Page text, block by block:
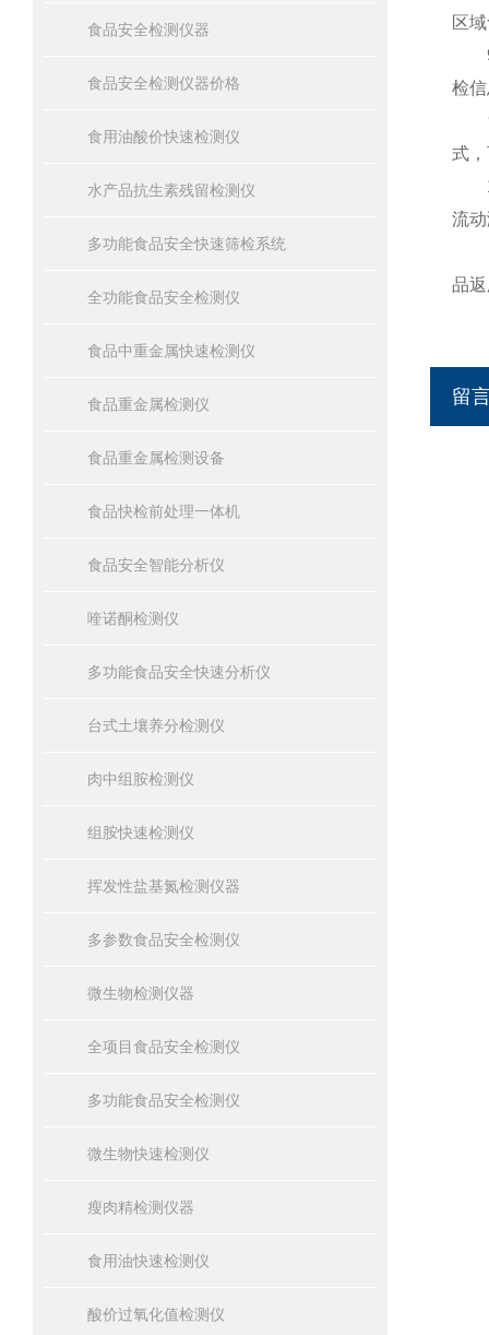
食品安全检测仪器
食品安全检测仪器价格
食用油酸价快速检测仪
水产品抗生素残留检测仪
多功能食品安全快速筛检系统
全功能食品安全检测仪
食品中重金属快速检测仪
食品重金属检测仪
食品重金属检测设备
食品快检前处理一体机
食品安全智能分析仪
喹诺酮检测仪
多功能食品安全快速分析仪
台式土壤养分检测仪
肉中组胺检测仪
组胺快速检测仪
挥发性盐基氮检测仪器
多参数食品安全检测仪
微生物检测仪器
全项目食品安全检测仪
多功能食品安全检测仪
微生物快速检测仪
瘦肉精检测仪器
食用油快速检测仪
酸价过氧化值检测仪
区
检
式
10
流
品
留